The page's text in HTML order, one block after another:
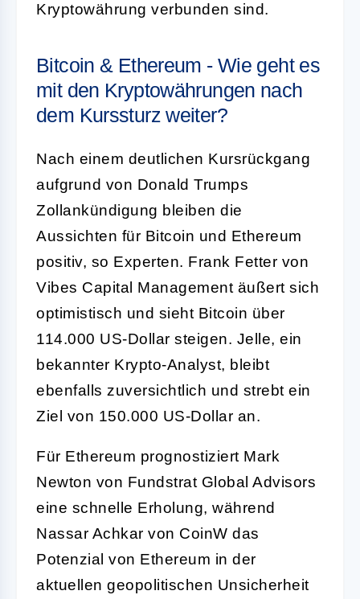
Kryptowährung verbunden sind.
Bitcoin & Ethereum - Wie geht es
mit den Kryptowährungen nach
dem Kurssturz weiter?
Nach einem deutlichen Kursrückgang
aufgrund von Donald Trumps
Zollankündigung bleiben die
Aussichten für Bitcoin und Ethereum
positiv, so Experten. Frank Fetter von
Vibes Capital Management äußert sich
optimistisch und sieht Bitcoin über
114.000 US-Dollar steigen. Jelle, ein
bekannter Krypto-Analyst, bleibt
ebenfalls zuversichtlich und strebt ein
Ziel von 150.000 US-Dollar an.
Für Ethereum prognostiziert Mark
Newton von Fundstrat Global Advisors
eine schnelle Erholung, während
Nassar Achkar von CoinW das
Potenzial von Ethereum in der
aktuellen geopolitischen Unsicherheit